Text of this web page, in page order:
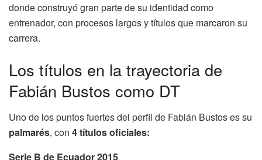
donde construyó gran parte de su identidad como
entrenador, con procesos largos y títulos que marcaron su
carrera.
Los títulos en la trayectoria de
Fabián Bustos como DT
Uno de los puntos fuertes del perfil de Fabián Bustos es su
palmarés, con 4 títulos oficiales:
Serie B de Ecuador 2015